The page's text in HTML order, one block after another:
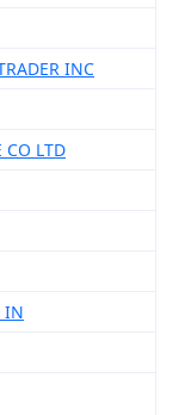
INC
CO LTD
IN